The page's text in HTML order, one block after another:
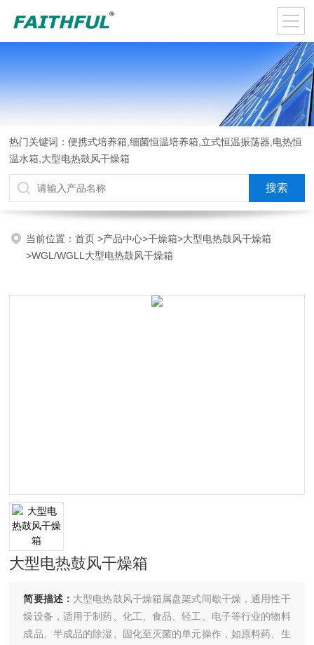
热门关键词：便携式培养箱,细菌恒温培养箱,立式恒温振荡器,电热恒
温水箱,大型电热鼓风干燥箱
当前位置：首页>产品中心>干燥箱>大型电热鼓风干燥箱
>WGL/WGLL大型电热鼓风干燥箱
大型电热鼓风干燥箱
简要描述： 大型电热鼓风干燥箱属盘架式间歇干燥，通用性干
燥设备，适用于制药、化工、食品、轻工、电子等行业的物料
成品、半成品的除湿、固化至灭菌的单元操作，如原料药、生